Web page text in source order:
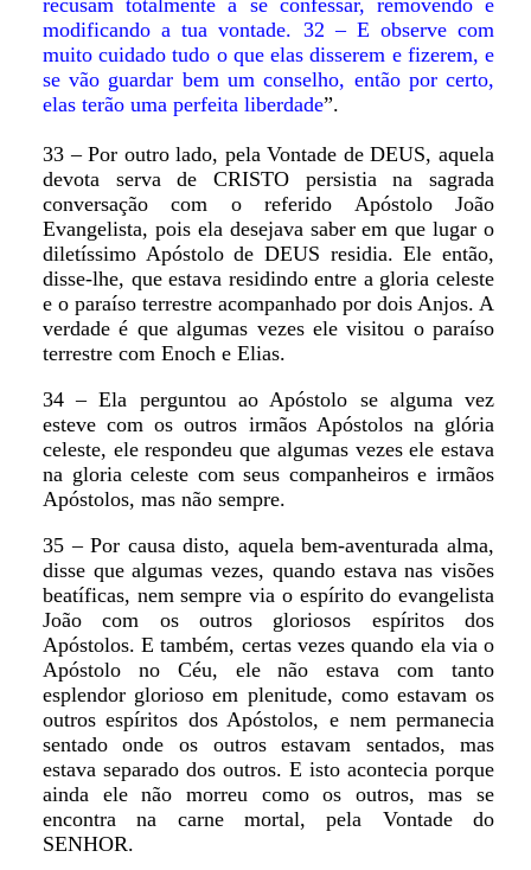
modificando a tua vontade. 32 – E observe com
muito cuidado tudo o que elas disserem e fizerem, e
se vão guardar bem um conselho, então por certo,
elas terão uma perfeita liberdade”.
33 – Por outro lado, pela Vontade de DEUS, aquela
devota serva de CRISTO persistia na sagrada
conversação com o referido Apóstolo João
Evangelista, pois ela desejava saber em que lugar o
diletíssimo Apóstolo de DEUS residia. Ele então,
disse-lhe, que estava residindo entre a gloria celeste
e o paraíso terrestre acompanhado por dois Anjos. A
verdade é que algumas vezes ele visitou o paraíso
terrestre com Enoch e Elias.
34 – Ela perguntou ao Apóstolo se alguma vez
esteve com os outros irmãos Apóstolos na glória
celeste, ele respondeu que algumas vezes ele estava
na gloria celeste com seus companheiros e irmãos
Apóstolos, mas não sempre.
35 – Por causa disto, aquela bem-aventurada alma,
disse que algumas vezes, quando estava nas visões
beatíficas, nem sempre via o espírito do evangelista
João com os outros gloriosos espíritos dos
Apóstolos. E também, certas vezes quando ela via o
Apóstolo no Céu, ele não estava com tanto
esplendor glorioso em plenitude, como estavam os
outros espíritos dos Apóstolos, e nem permanecia
sentado onde os outros estavam sentados, mas
estava separado dos outros. E isto acontecia porque
ainda ele não morreu como os outros, mas se
encontra na carne mortal, pela Vontade do
SENHOR.